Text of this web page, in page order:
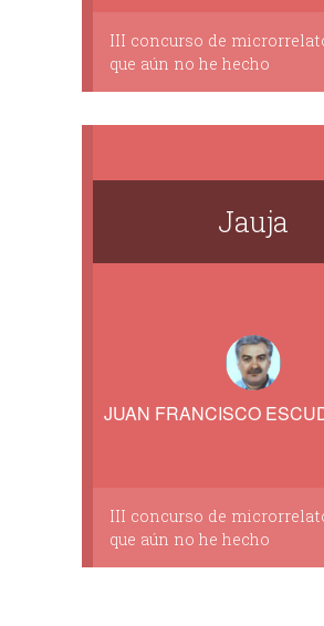
III concurso de
que aún no he hecho
Jauja
JUAN FRANCISCO
III concurso de
que aún no he hecho